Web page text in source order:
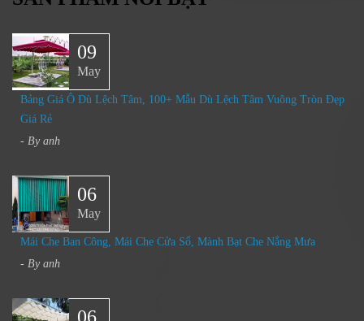
09
May
Bảng Giá Ô Dù Lệch Tâm, 100+ Mẫu Dù Lệch Tâm Vuông Tròn Đẹp
Giá Rẻ
- By anh
06
May
Mái Che Ban Công, Mái Che Cửa Sổ, Mành Bạt Che Nắng Mưa​
- By anh